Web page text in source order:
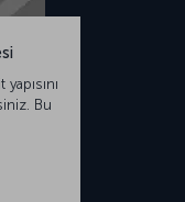
Bu